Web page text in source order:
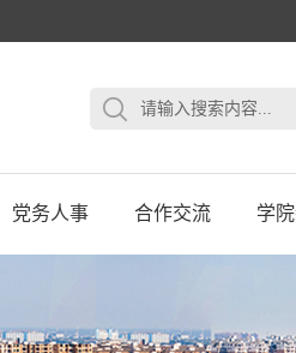
党务人事 合作交流 学